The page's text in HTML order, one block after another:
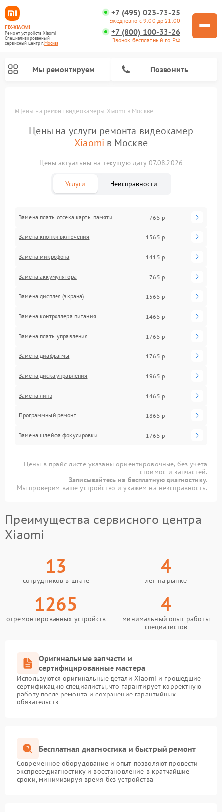
FIX-XIAOMI
Ремонт устройств Xiaomi
Специализированный
cервисный центр г.Москва
+7 (495) 023-73-25
Ежедневно с 9:00 до 21:00
+7 (800) 100-33-26
Звонок бесплатный по РФ
Мы ремонтируем Позвонить
Цены на ремонт видеокамеры Xiaomi в Москве
Цены на услуги ремонта видеокамер
Xiaomi в Москве
Цены актуальны на текущую дату 07.08.2026
Услуги Неисправности
Замена платы отсека карты памяти 765 р
Замена кнопки включения 1365 р
Замена микрофона 1415 р
Замена аккумулятора 765 р
Замена дисплея (экрана) 1565 р
Замена контроллера питания 1465 р
Замена платы управления 1765 р
Замена диафрагмы 1765 р
Замена диска управления 1965 р
Замена линз 1465 р
Программный ремонт 1865 р
Замена шлейфа фокусировки 1765 р
Цены в прайс-листе указаны ориентировочные, без учета
стоимости запчастей.
Записывайтесь на бесплатную диагностику.
Мы проверим ваше устройство и укажем на неисправность.
Преимущества сервисного центра
Xiaomi
13
сотрудников в штате
4
лет на рынке
1265
отремонтированных устройств
4
минимальный опыт работы
специалистов
Оригинальные запчасти и
сертифицированные мастера
Используются оригинальные детали Xiaomi и прошедшие
сертификацию специалисты, что гарантирует корректную
работу после ремонта и сохранение гарантийных
обязательств
Бесплатная диагностика и быстрый ремонт
Современное оборудование и опыт позволяют провести
экспресс-диагностику и восстановление в кратчайшие
сроки, минимизируя время без устройства